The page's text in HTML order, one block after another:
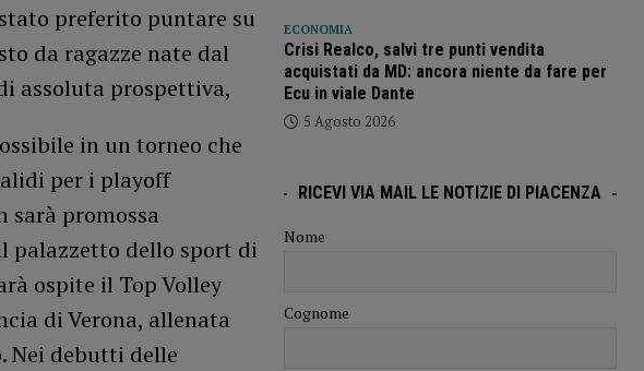
preferito puntare su
da ragazze nate dal
assoluta prospettiva,
in un torneo che
per i playoff
promossa
palazzetto dello sport di
ospite il Top Volley
di Verona, allenata
Nei debutti delle
ECONOMIA
Crisi Realco, salvi tre punti vendita
acquistati da MD: ancora niente da fare per
Ecu in viale Dante
5 Agosto 2026
RICEVI VIA MAIL LE NOTIZIE DI PIACENZA
Nome
Cognome